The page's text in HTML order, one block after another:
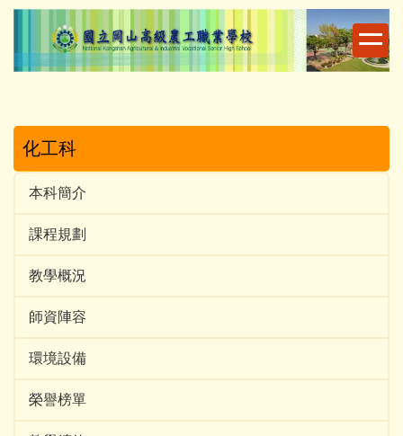
跳
主
化工科
本科簡介
課程規劃
教學概況
師資陣容
環境設備
榮譽榜單